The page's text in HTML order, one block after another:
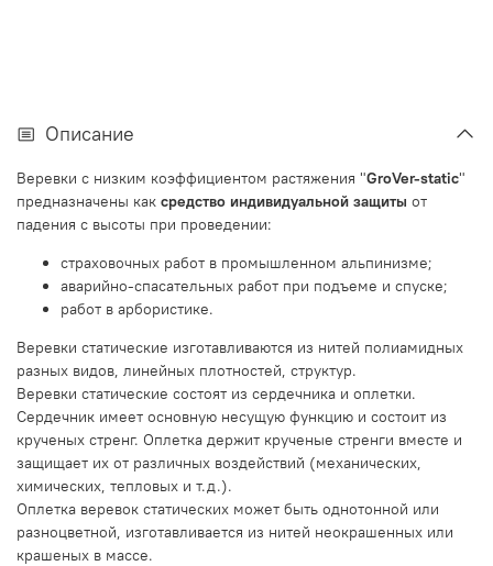
Описание
Веревки с низким коэффициентом растяжения "GroVer-static"
предназначены как средство индивидуальной защиты от
падения с высоты при проведении:
страховочных работ в промышленном альпинизме;
аварийно-спасательных работ при подъеме и спуске;
работ в арбористике.
Веревки статические изготавливаются из нитей полиамидных
разных видов, линейных плотностей, структур.
Веревки статические состоят из сердечника и оплетки.
Сердечник имеет основную несущую функцию и состоит из
крученых стренг. Оплетка держит крученые стренги вместе и
защищает их от различных воздействий (механических,
химических, тепловых и т.д.).
Оплетка веревок статических может быть однотонной или
разноцветной, изготавливается из нитей неокрашенных или
крашеных в массе.